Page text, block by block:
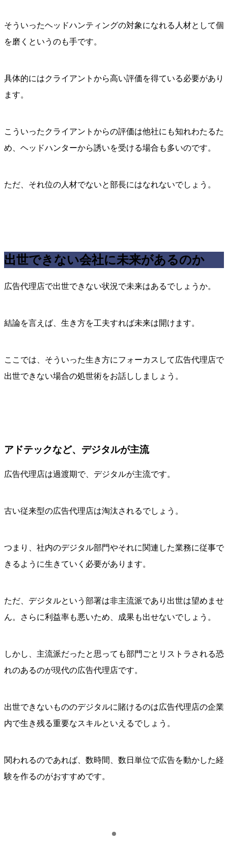
そういったヘッドハンティングの対象になれる人材として個
を磨くというのも手です。
具体的にはクライアントから高い評価を得ている必要があり
ます。
こういったクライアントからの評価は他社にも知れわたるた
め、ヘッドハンターから誘いを受ける場合も多いのです。
ただ、それ位の人材でないと部長にはなれないでしょう。
出世できない会社に未来があるのか
広告代理店で出世できない状況で未来はあるでしょうか。
結論を言えば、生き方を工夫すれば未来は開けます。
ここでは、そういった生き方にフォーカスして広告代理店で
出世できない場合の処世術をお話ししましょう。
アドテックなど、デジタルが主流
広告代理店は過渡期で、デジタルが主流です。
古い従来型の広告代理店は淘汰されるでしょう。
つまり、社内のデジタル部門やそれに関連した業務に従事で
きるように生きていく必要があります。
ただ、デジタルという部署は非主流派であり出世は望めませ
ん。さらに利益率も悪いため、成果も出せないでしょう。
しかし、主流派だったと思っても部門ごとリストラされる恐
れのあるのが現代の広告代理店です。
出世できないもののデジタルに賭けるのは広告代理店の企業
内で生き残る重要なスキルといえるでしょう。
関われるのであれば、数時間、数日単位で広告を動かした経
験を作るのがおすすめです。